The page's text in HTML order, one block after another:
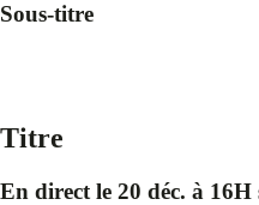
Sous-titre
Titre
En direct le 20 déc. à